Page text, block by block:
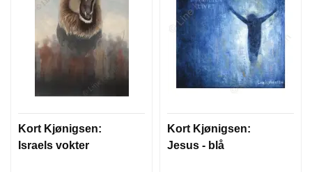
Kort Kjønigsen:
Israels vokter
Kort Kjønigsen:
Jesus - blå